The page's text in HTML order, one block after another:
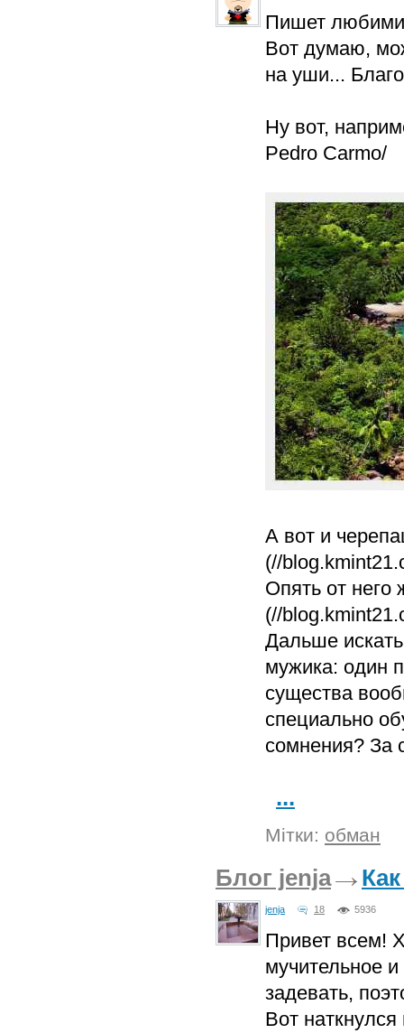
Пишет
Вот думаю,
на уши...
Ну вот,
Pedro Carmo/
А вот и
(//
Опять от него
(//
Дальше
мужика: один
существа
специально
сомнения? За
...
Мітки: обман
Блог jenja
jenja 18 5936
Привет всем!
мучительное
задевать,
Вот